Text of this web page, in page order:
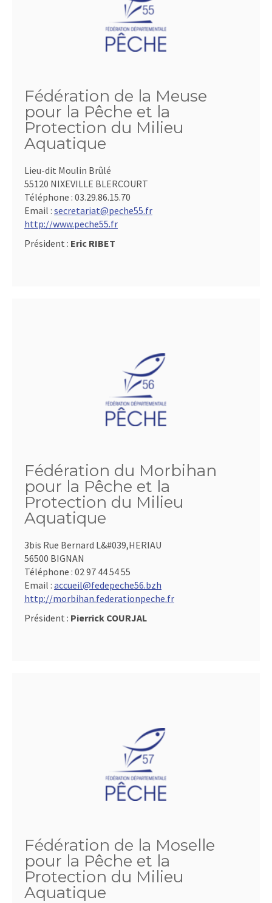
Fédération de la Meuse
pour la Pêche et la
Protection du Milieu
Aquatique
Lieu-dit Moulin Brûlé
55120 NIXEVILLE BLERCOURT
Téléphone : 03.29.86.15.70
Email : secretariat@peche55.fr
http://www.peche55.fr
Président : Eric RIBET
Fédération du Morbihan
pour la Pêche et la
Protection du Milieu
Aquatique
3bis Rue Bernard L&#039,HERIAU
56500 BIGNAN
Téléphone : 02 97 44 54 55
Email : accueil@fedepeche56.bzh
http://morbihan.federationpeche.fr
Président : Pierrick COURJAL
Fédération de la Moselle
pour la Pêche et la
Protection du Milieu
Aquatique